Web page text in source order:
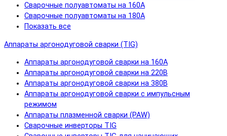
Сварочные полуавтоматы на 160А
Сварочные полуавтоматы на 180А
Показать все
Аппараты аргонодуговой сварки (TIG)
Аппараты аргонодуговой сварки на 160А
Аппараты аргонодуговой сварки на 220В
Аппараты аргонодуговой сварки на 380В
Аппараты аргонодуговой сварки с импульсным
режимом
Аппараты плазменной сварки (PAW)
Сварочные инверторы TIG